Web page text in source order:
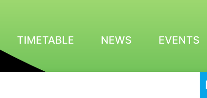
TIMETABLE NEWS EVENTS